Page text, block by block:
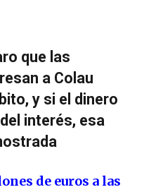
que las
a Colau
y si el dinero
interés, esa
de euros a las